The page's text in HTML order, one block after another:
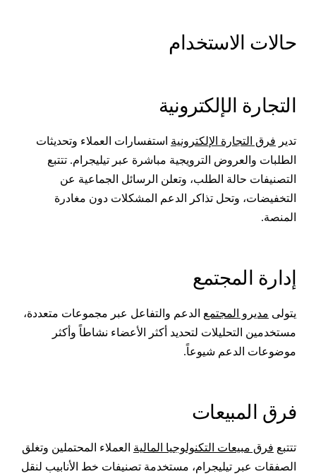
الاستخدام
الإلكترونية
فرق التجارة الإلكترونية استفسارات العملاء وتحديثات
والعروض الترويجية مباشرة عبر تيليجرام. تتتبع
حالة الطلب، وتعلن الرسائل الجماعية عن
وتحل تذاكر الدعم المشكلات دون مغادرة
المجتمع
مديرو المجتمعالدعم والتفاعل عبر مجموعات متعددة،
التحليلات لتحديد أكثر الأعضاء نشاطاً وأكثر
الدعم شيوعاً.
المبيعات
فرق مبيعات التكنولوجيا الماليةالعملاء المحتملين وتغلق
عبر تيليجرام، مستخدمة تصنيفات خط الأنابيب لنقل